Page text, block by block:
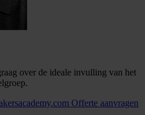
over de ideale invulling van het
Offerte aanvragen